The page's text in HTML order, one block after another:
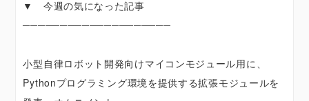
▼ 今週の気になった記事
────────────────────
小型自律ロボット開発向けマイコンモジュール用に、
Pythonプログラミング環境を提供する拡張モジュールを